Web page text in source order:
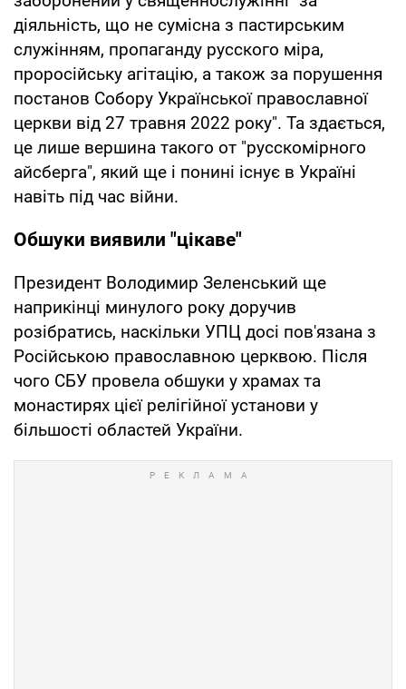
діяльність, що не сумісна з пастирським
служінням, пропаганду русского міра,
проросійську агітацію, а також за порушення
постанов Собору Української православної
церкви від 27 травня 2022 року". Та здається,
це лише вершина такого от "русскомірного
айсберга", який ще і понині існує в Україні
навіть під час війни.
Обшуки виявили "цікаве"
Президент Володимир Зеленський ще
наприкінці минулого року доручив
розібратись, наскільки УПЦ досі пов'язана з
Російською православною церквою. Після
чого СБУ провела обшуки у храмах та
монастирях цієї релігійної установи у
більшості областей України.